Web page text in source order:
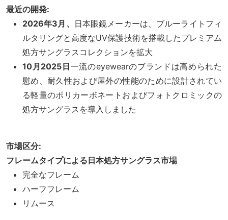
最近の開発:
2026年3月、
日本眼鏡メーカーは、ブルーライトフィ
ルタリングと高度なUV保護技術を搭載したプレミアム
処方サングラスコレクションを拡大
10月2025日一流のeyewearのブランドは高められた
慰め、耐久性および屋外の性能のために設計されてい
る軽量のポリカーボネートおよびフォトクロミックの
処方サングラスを導入しました
市場区分:
フレームタイプによる日本処方サングラス市場
完全なフレーム
ハーフフレーム
リムース